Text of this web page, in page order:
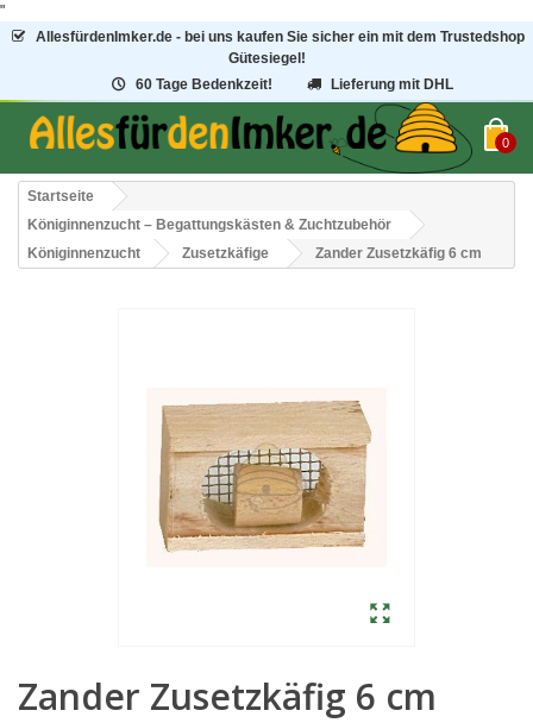
"
AllesfürdenImker.de - bei uns kaufen Sie sicher ein mit dem Trustedshop
Gütesiegel!
60 Tage Bedenkzeit!
Lieferung mit DHL
0
Startseite
Königinnenzucht – Begattungskästen & Zuchtzubehör
Königinnenzucht
Zusetzkäfige Zander Zusetzkäfig 6 cm
Zander Zusetzkäfig 6 cm